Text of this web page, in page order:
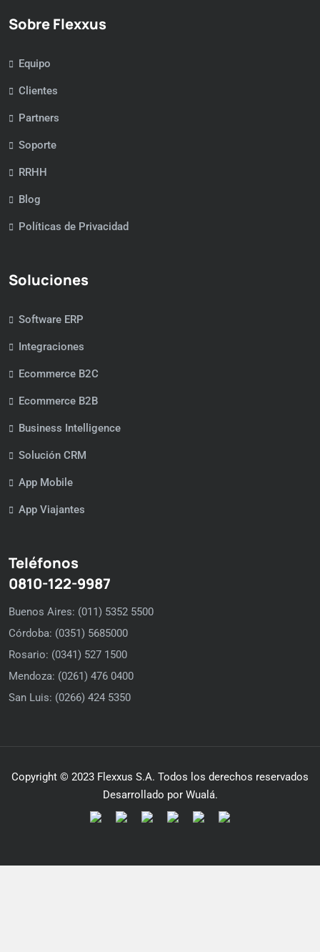
Sobre Flexxus
Equipo
Clientes
Partners
Soporte
RRHH
Blog
Políticas de Privacidad
Soluciones
Software ERP
Integraciones
Ecommerce B2C
Ecommerce B2B
Business Intelligence
Solución CRM
App Mobile
App Viajantes
Teléfonos
0810-122-9987
Buenos Aires: (011) 5352 5500
Córdoba: (0351) 5685000
Rosario: (0341) 527 1500
Mendoza: (0261) 476 0400
San Luis: (0266) 424 5350
Copyright © 2023 Flexxus S.A. Todos los derechos reservados
Desarrollado por Wualá.